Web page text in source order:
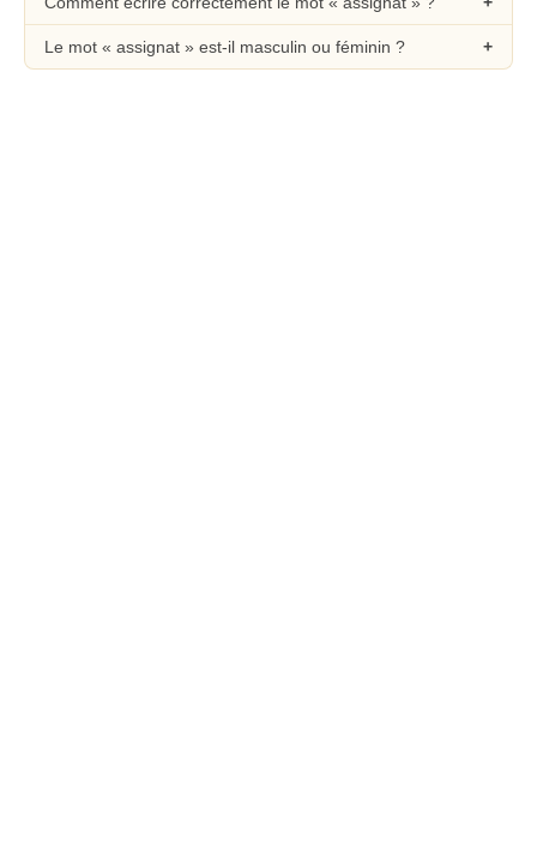
Le mot « assignat » est-il masculin ou féminin ?